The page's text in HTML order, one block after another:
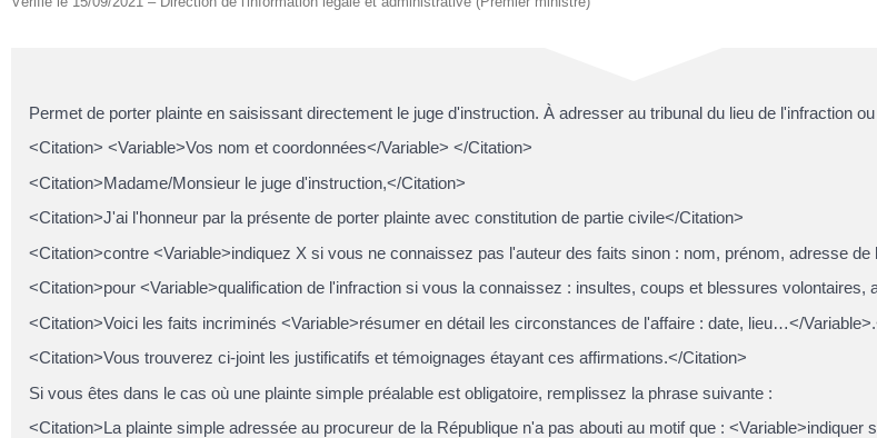
Permet de porter plainte en saisissant directement le juge d'instruction. À adresser au tribunal du lieu de l'infraction
<Citation> <Variable>Vos nom et coordonnées</Variable> </Citation>
<Citation>Madame/Monsieur le juge d'instruction,</Citation>
<Citation>J'ai l'honneur par la présente de porter plainte avec constitution de partie civile</Citation>
<Citation>contre <Variable>indiquez X si vous ne connaissez pas l'auteur des faits sinon : nom, prénom, adresse
<Citation>pour <Variable>qualification de l'infraction si vous la connaissez : insultes, coups et blessures
<Citation>Voici les faits incriminés <Variable>résumer en détail les circonstances de l'affaire : date, lieu…</
<Citation>Vous trouverez ci-joint les justificatifs et témoignages étayant ces affirmations.</Citation>
Si vous êtes dans le cas où une plainte simple préalable est obligatoire, remplissez la phrase suivante :
<Citation>La plainte simple adressée au procureur de la République n'a pas abouti au motif que :